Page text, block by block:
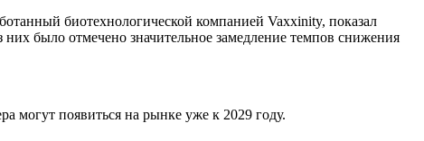
биотехнологической компанией Vaxxinity, показал
было отмечено значительное замедление темпов снижения
могут появиться на рынке уже к 2029 году.